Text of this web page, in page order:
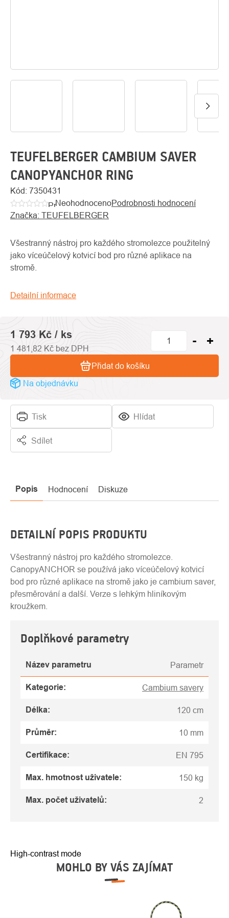
O
TEUFELBERGER CAMBIUM SAVER
CANOPYANCHOR RING
Kód: 7350431
Průměrné
hodnocení
je
0,0
hvězdiček.
NeohodnocenoPodrobnosti hodnocení
Značka: TEUFELBERGER
Všestranný nástroj pro každého stromolezce použitelný
jako víceúčelový kotvicí bod pro různé aplikace na
stromě.
Detailní informace
Tisk Hlídat
Sdílet
1 793 Kč / ks
1 481,82 Kč bez DPH
Na objednávku
Přidat do košíku
Popis Hodnocení Diskuze
DETAILNÍ POPIS PRODUKTU
Všestranný nástroj pro každého stromolezce.
CanopyANCHOR se používá jako víceúčelový kotvicí
bod pro různé aplikace na stromě jako je cambium saver,
přesměrování a další. Verze s lehkým hliníkovým
kroužkem.
Doplňkové parametry
Název parametru Parametr
Kategorie: Cambium savery
Délka: 120 cm
Průměr: 10 mm
Certifikace: EN 795
Max. hmotnost uživatele: 150 kg
Max. počet uživatelů: 2
High-contrast mode
MOHLO BY VÁS ZAJÍMAT